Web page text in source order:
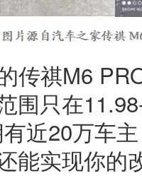
传祺M6
围只在
近20万车
能实现你的